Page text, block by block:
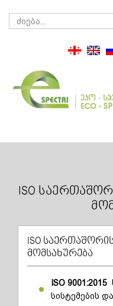
ISO
ISO
მომსახურება
ISO 9001:2015
სისტემების